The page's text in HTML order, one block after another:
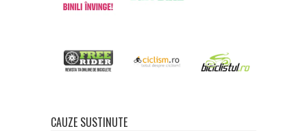
CAUZE SUSTINUTE